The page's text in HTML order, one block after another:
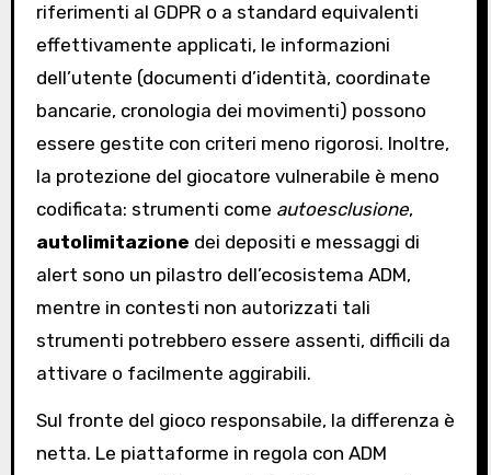
riferimenti al GDPR o a standard equivalenti
effettivamente applicati, le informazioni
dell’utente (documenti d’identità, coordinate
bancarie, cronologia dei movimenti) possono
essere gestite con criteri meno rigorosi. Inoltre,
la protezione del giocatore vulnerabile è meno
codificata: strumenti come autoesclusione,
autolimitazione dei depositi e messaggi di
alert sono un pilastro dell’ecosistema ADM,
mentre in contesti non autorizzati tali
strumenti potrebbero essere assenti, difficili da
attivare o facilmente aggirabili.
Sul fronte del gioco responsabile, la differenza è
netta. Le piattaforme in regola con ADM